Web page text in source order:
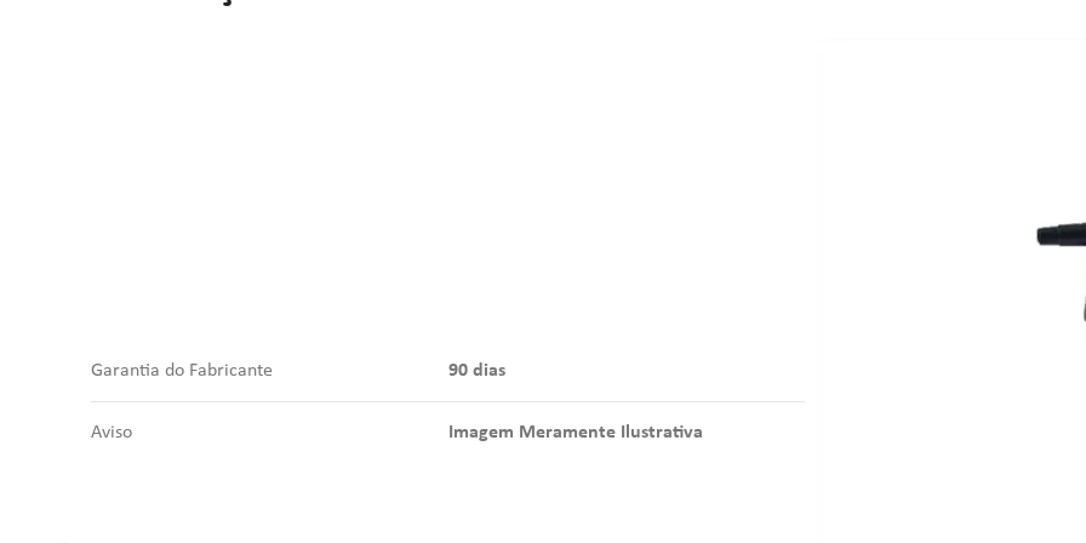
Garantia do Fabricante 90 dias
Aviso Imagem Meramente Ilustrativa